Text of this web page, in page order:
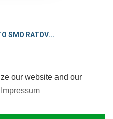
our website and our
Impressum
SMO RATOV...
i dal...